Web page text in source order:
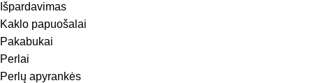
Išpardavimas
Kaklo papuošalai
Pakabukai
Perlai
Perlų apyrankės